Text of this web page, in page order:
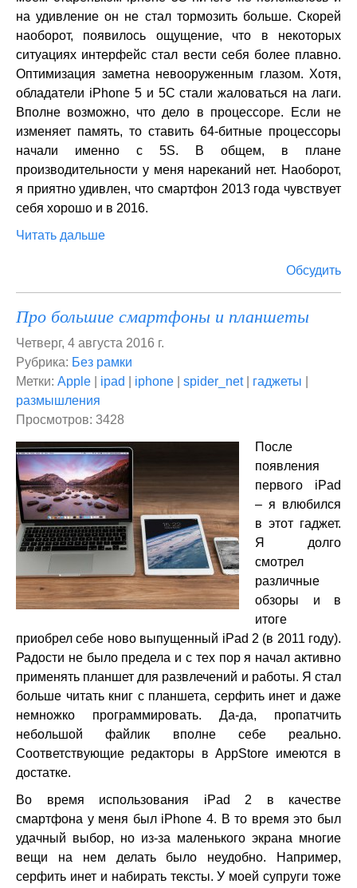
на удивление он не стал тормозить больше. Скорей
наоборот, появилось ощущение, что в некоторых
ситуациях интерфейс стал вести себя более плавно.
Оптимизация заметна невооруженным глазом. Хотя,
обладатели iPhone 5 и 5С стали жаловаться на лаги.
Вполне возможно, что дело в процессоре. Если не
изменяет память, то ставить 64-битные процессоры
начали именно с 5S. В общем, в плане
производительности у меня нареканий нет. Наоборот,
я приятно удивлен, что смартфон 2013 года чувствует
себя хорошо и в 2016.
Читать дальше
Обсудить
Про большие смартфоны и планшеты
Четверг, 4 августа 2016 г.
Рубрика: Без рамки
Метки: Apple ipad iphone spider_net| гаджеты
размышления
Просмотров: 3428
После
появления
первого iPad
– я влюбился
в этот гаджет.
Я долго
смотрел
различные
обзоры и в
итоге
приобрел себе ново выпущенный iPad 2 (в 2011 году).
Радости не было предела и с тех пор я начал активно
применять планшет для развлечений и работы. Я стал
больше читать книг с планшета, серфить инет и даже
немножко программировать. Да-да, пропатчить
небольшой файлик вполне себе реально.
Соответствующие редакторы в AppStore имеются в
достатке.
Во время использования iPad 2 в качестве
смартфона у меня был iPhone 4. В то время это был
удачный выбор, но из-за маленького экрана многие
вещи на нем делать было неудобно. Например,
серфить инет и набирать тексты. У моей супруги тоже